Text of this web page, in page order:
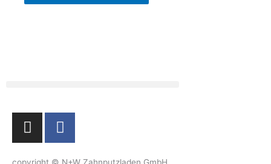
I
n
F
a